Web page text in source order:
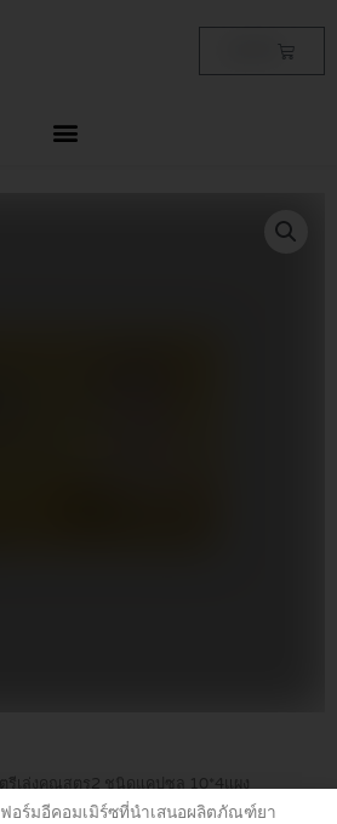
Cart
รีเล่งคุณสูตร2 ชนิดแคปซูล 10*4แผง
อร์มอีคอมเมิร์ซที่นำเสนอผลิตภัณฑ์ยา